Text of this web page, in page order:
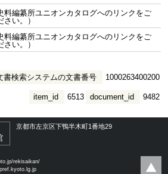
料編纂所ユニオンカタログへのリンクをご
さい。）
料編纂所ユニオンカタログへのリンクをご
さい。）
書検索システムの文書番号 1000263400200
document_id 9482
item_id 6513
京都市左京区下鴨半木町1番地29
rekisaikan/